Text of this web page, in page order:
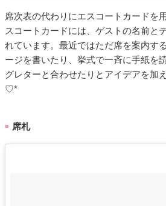
席次表の代わりにエスコートカードを
スコートカードには、ゲストの名前と
れています。最近ではただ席を案内す
ージを書いたり、挙式で一斉に手紙を
グレターと合わせたりとアイデアを加
♡*
■ 席札